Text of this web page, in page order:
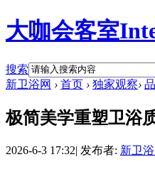
大咖会客室
搜索
新卫浴网 › 首页 › 独家观察›
极简美学重塑卫浴
2026-6-3 17:32| 发布者: 新卫浴